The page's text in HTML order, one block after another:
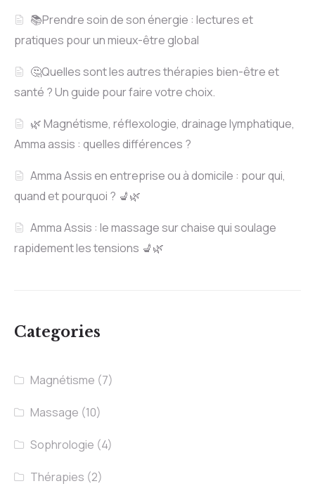
📚Prendre soin de son énergie : lectures et
pratiques pour un mieux-être global
🤔Quelles sont les autres thérapies bien-être et
santé ? Un guide pour faire votre choix.
🌿 Magnétisme, réflexologie, drainage lymphatique,
Amma assis : quelles différences ?
Amma Assis en entreprise ou à domicile : pour qui,
quand et pourquoi ? 💺🌿
Amma Assis : le massage sur chaise qui soulage
rapidement les tensions 💺🌿
Categories
Magnétisme (7)
Massage (10)
Sophrologie (4)
Thérapies (2)